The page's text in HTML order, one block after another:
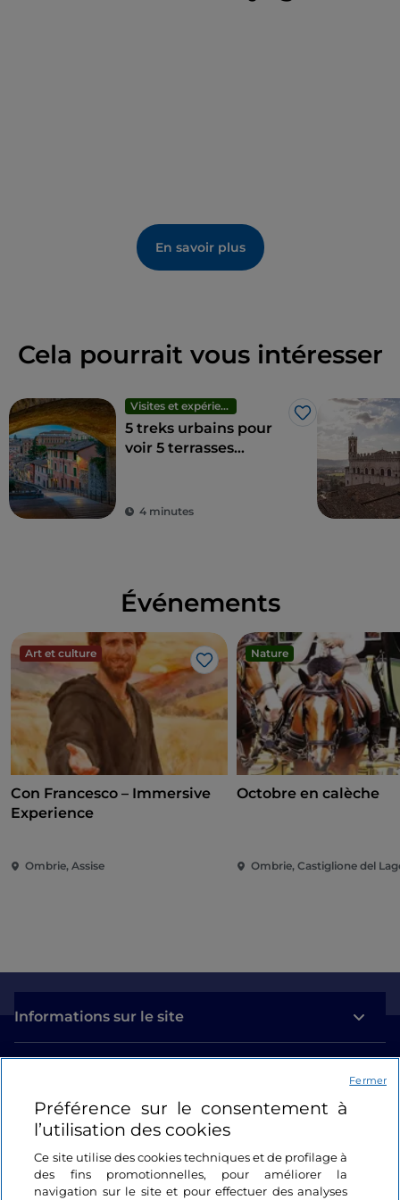
En savoir plus
Cela pourrait vous intéresser
Visites et expériences
J’aime
5 treks urbains pour
voir 5 terrasses
4 minutes
Événements
Art et culture
J’aime
Con Francesco – Immersive
Experience
Ombrie, Assise
Nature
Octobre en calèche
Ombrie, Castiglione del
Informations sur le site
Se connecter
Suivez-nous
Préférence sur le consentement à
l’utilisation des cookies
Ce site utilise des cookies techniques et de profilage à
des fins promotionnelles, pour améliorer la
navigation sur le site et pour effectuer des analyses
Fermer